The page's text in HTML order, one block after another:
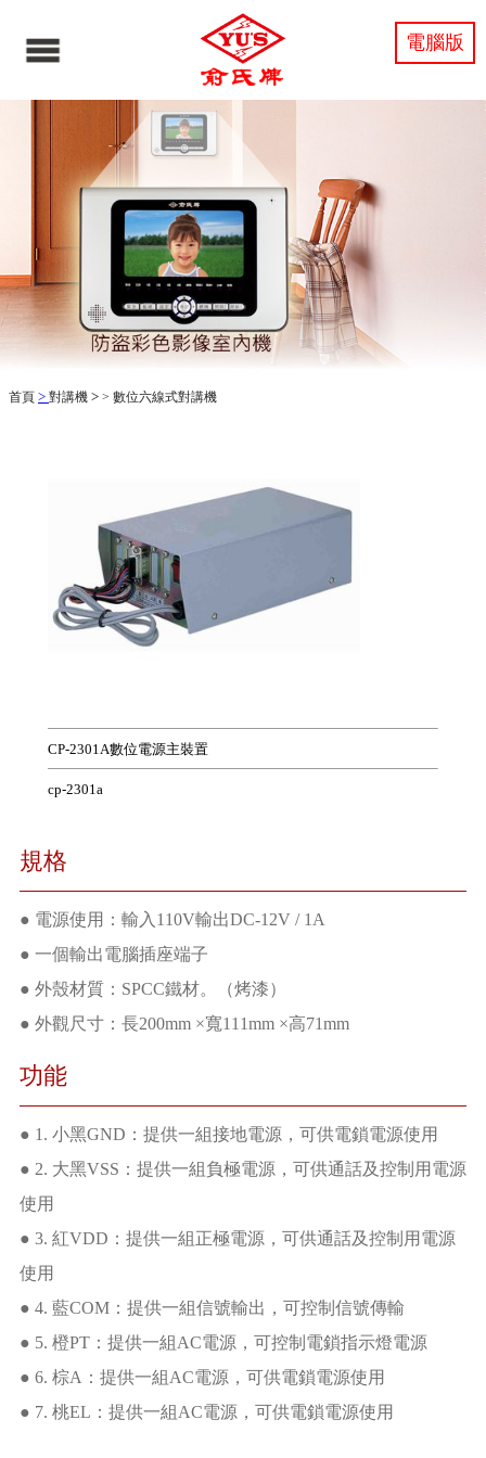
電腦版
首頁 > 對講機 > > 數位六線式對講機
CP-2301A數位電源主裝置
cp-2301a
規格
● 電源使用：輸入110V輸出DC-12V / 1A
● 一個輸出電腦插座端子
● 外殼材質：SPCC鐵材。（烤漆）
● 外觀尺寸：長200mm ×寬111mm ×高71mm
功能
● 1. 小黑GND：提供一組接地電源，可供電鎖電源使用
● 2. 大黑VSS：提供一組負極電源，可供通話及控制用電源
使用
● 3. 紅VDD：提供一組正極電源，可供通話及控制用電源
使用
● 4. 藍COM：提供一組信號輸出，可控制信號傳輸
● 5. 橙PT：提供一組AC電源，可控制電鎖指示燈電源
● 6. 棕A：提供一組AC電源，可供電鎖電源使用
● 7. 桃EL：提供一組AC電源，可供電鎖電源使用